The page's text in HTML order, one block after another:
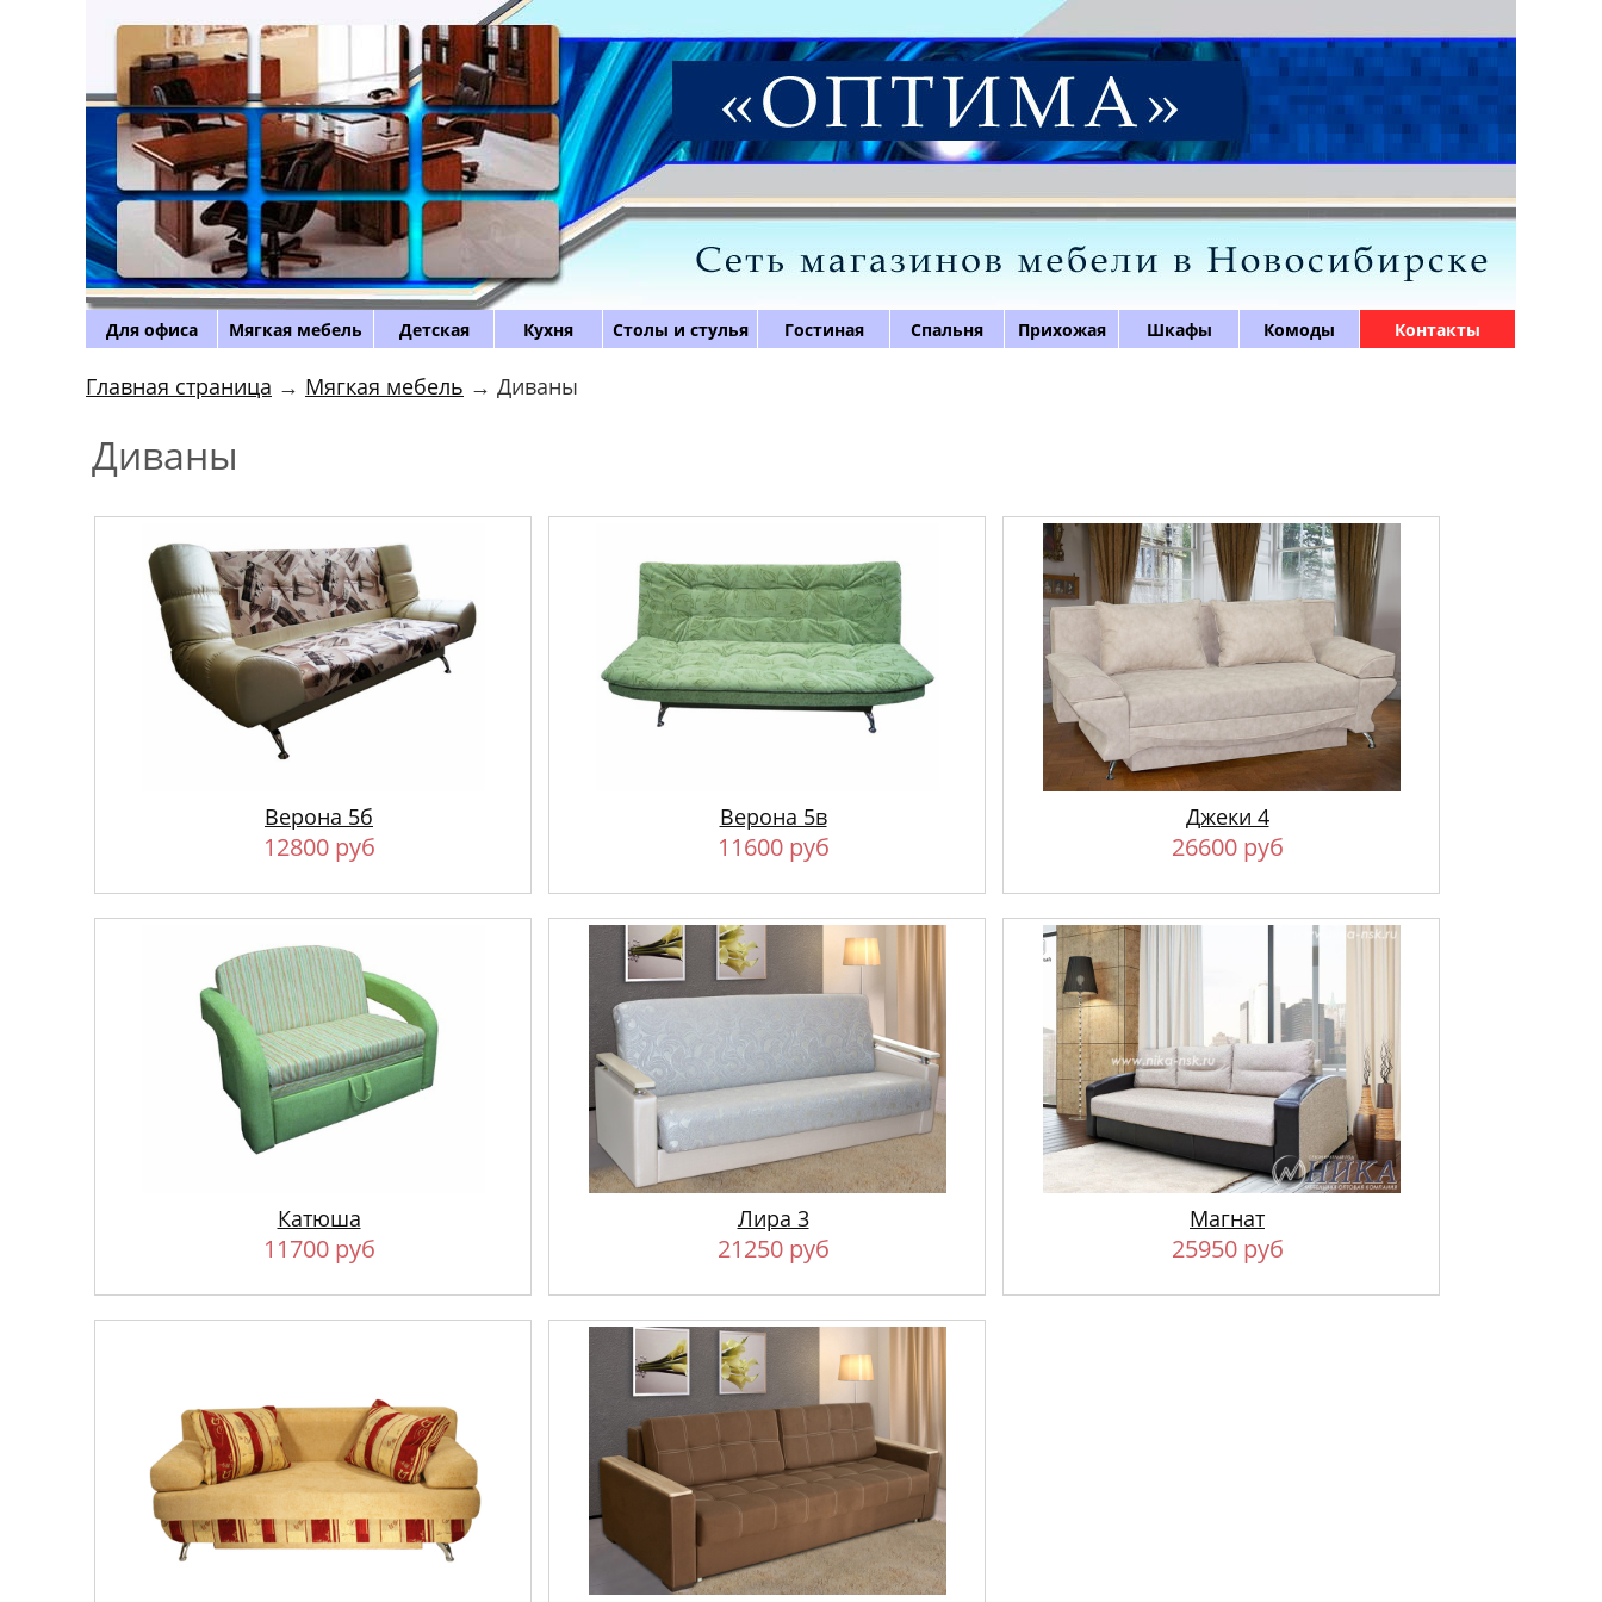
Для офиса Мягкая мебель Детская Кухня Столы и стулья Гостиная Спальня Прихожая Шкафы Комоды Контакты
Главная страница → Мягкая мебель → Диваны
Диваны
Верона 5б
12800 руб
Верона 5в
11600 руб
Джеки 4
26600 руб
Катюша
11700 руб
Лира 3
21250 руб
Магнат
25950 руб